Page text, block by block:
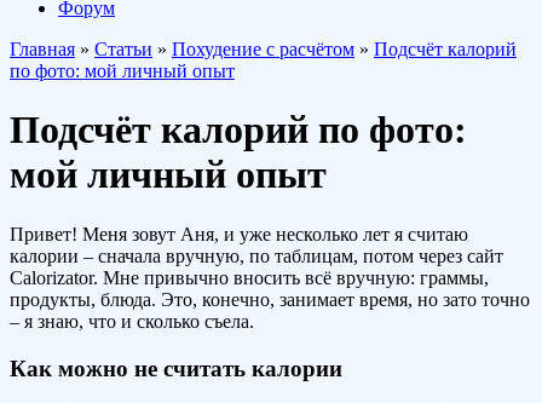
Форум
Главная » Статьи » Похудение с расчётом » Подсчёт калорий
по фото: мой личный опыт
Подсчёт калорий по фото:
мой личный опыт
Привет! Меня зовут Аня, и уже несколько лет я считаю
калории – сначала вручную, по таблицам, потом через сайт
Calorizator. Мне привычно вносить всё вручную: граммы,
продукты, блюда. Это, конечно, занимает время, но зато точно
– я знаю, что и сколько съела.
Как можно не считать калории